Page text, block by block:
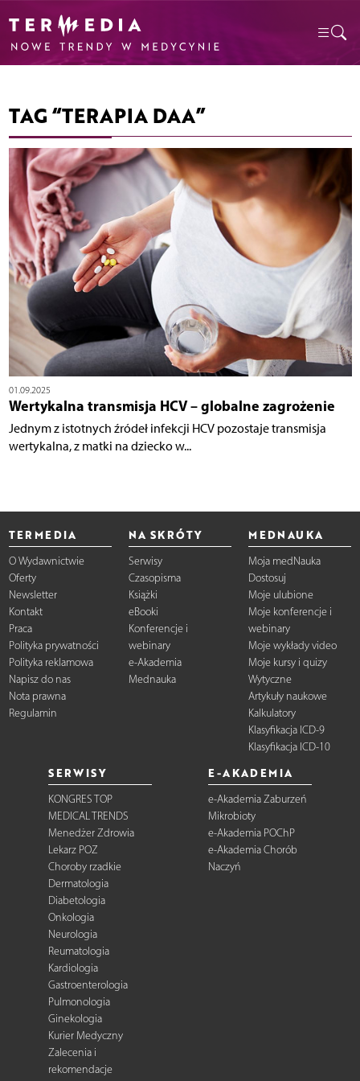
TAG “TERAPIA DAA”
01.09.2025
Wertykalna transmisja HCV – globalne zagrożenie
Jednym z istotnych źródeł infekcji HCV pozostaje transmisja
wertykalna, z matki na dziecko w...
TERMEDIA
O Wydawnictwie
Oferty
Newsletter
Kontakt
Praca
Polityka prywatności
Polityka reklamowa
Napisz do nas
Nota prawna
Regulamin
NA SKRÓTY
Serwisy
Czasopisma
Książki
eBooki
Konferencje i
webinary
e-Akademia
Mednauka
MEDNAUKA
Moja medNauka
Dostosuj
Moje ulubione
Moje konferencje i
webinary
Moje wykłady video
Moje kursy i quizy
Wytyczne
Artykuły naukowe
Kalkulatory
Klasyfikacja ICD-9
Klasyfikacja ICD-10
SERWISY
KONGRES TOP
MEDICAL TRENDS
Menedżer Zdrowia
Lekarz POZ
Choroby rzadkie
Dermatologia
Diabetologia
Onkologia
Neurologia
Reumatologia
Kardiologia
Gastroenterologia
Pulmonologia
Ginekologia
Kurier Medyczny
Zalecenia i
rekomendacje
E-AKADEMIA
e-Akademia Zaburzeń
Mikrobioty
e-Akademia POChP
e-Akademia Chorób
Naczyń